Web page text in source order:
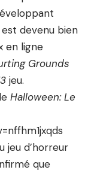
devenu bien
en ligne
Grounds
jeu.
Halloween: Le
jeu d’horreur
que